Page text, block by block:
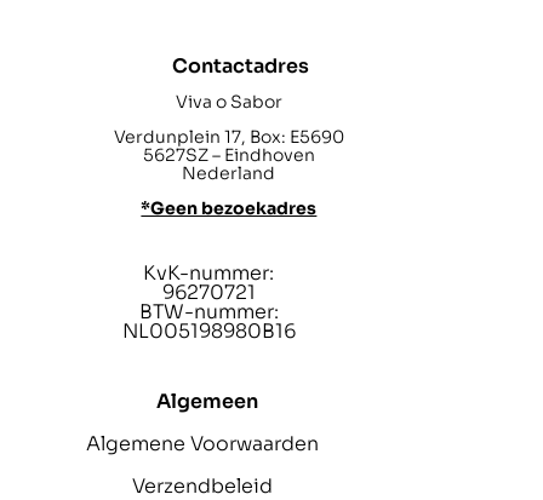
Contactadres
Viva o Sabor
Verdunplein 17, Box: E5690
5627SZ – Eindhoven
Nederland
*Geen bezoekadres
KvK-nummer:
96270721
BTW-nummer:
NL005198980B16
Algemeen
Algemene Voorwaarden
Verzendbeleid